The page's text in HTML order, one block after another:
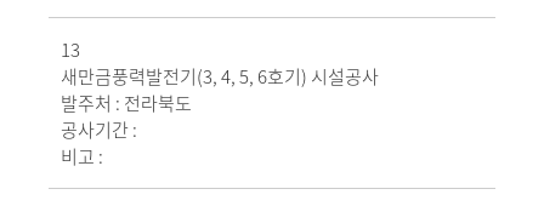
13
새만금풍력발전기(3, 4, 5, 6호기) 시설공사
발주처 : 전라북도
공사기간 :
비고 :